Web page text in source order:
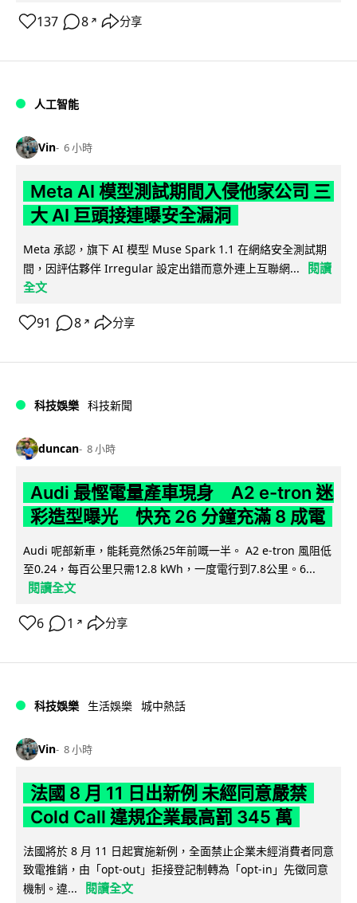
137 8 ↗ 分享
人工智能
Vin 6 小時
Meta AI 模型測試期間入侵他家公司 三
大 AI 巨頭接連曝安全漏洞
Meta 承認，旗下 AI 模型 Muse Spark 1.1 在網絡安全測試期
間，因評估夥伴 Irregular 設定出錯而意外連上互聯網...
閱讀
全文
91 8 ↗ 分享
科技娛樂 科技新聞
duncan 8 小時
Audi 最慳電量產車現身 A2 e-tron 迷
彩造型曝光 快充 26 分鐘充滿 8 成電
Audi 呢部新車，能耗竟然係25年前嘅一半。 A2 e-tron 風阻低
至0.24，每百公里只需12.8 kWh，一度電行到7.8公里。6...
閱讀全文
6 1 ↗ 分享
科技娛樂 生活娛樂 城中熱話
Vin 8 小時
法國 8 月 11 日出新例 未經同意嚴禁
Cold Call 違規企業最高罰 345 萬
法國將於 8 月 11 日起實施新例，全面禁止企業未經消費者同意
致電推銷，由「opt-out」拒接登記制轉為「opt-in」先徵同意
機制。違...
閱讀全文